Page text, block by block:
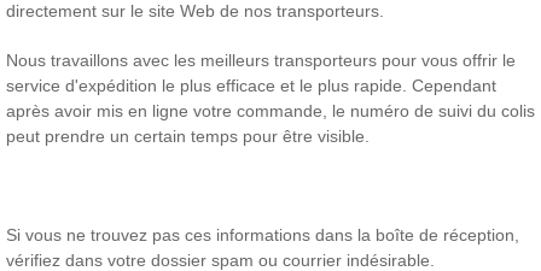
directement sur le site Web de nos transporteurs.
Nous travaillons avec les meilleurs transporteurs pour vous offrir le
service d'expédition le plus efficace et le plus rapide. Cependant
après avoir mis en ligne votre commande, le numéro de suivi du colis
peut prendre un certain temps pour être visible.
Si vous ne trouvez pas ces informations dans la boîte de réception,
vérifiez dans votre dossier spam ou courrier indésirable.